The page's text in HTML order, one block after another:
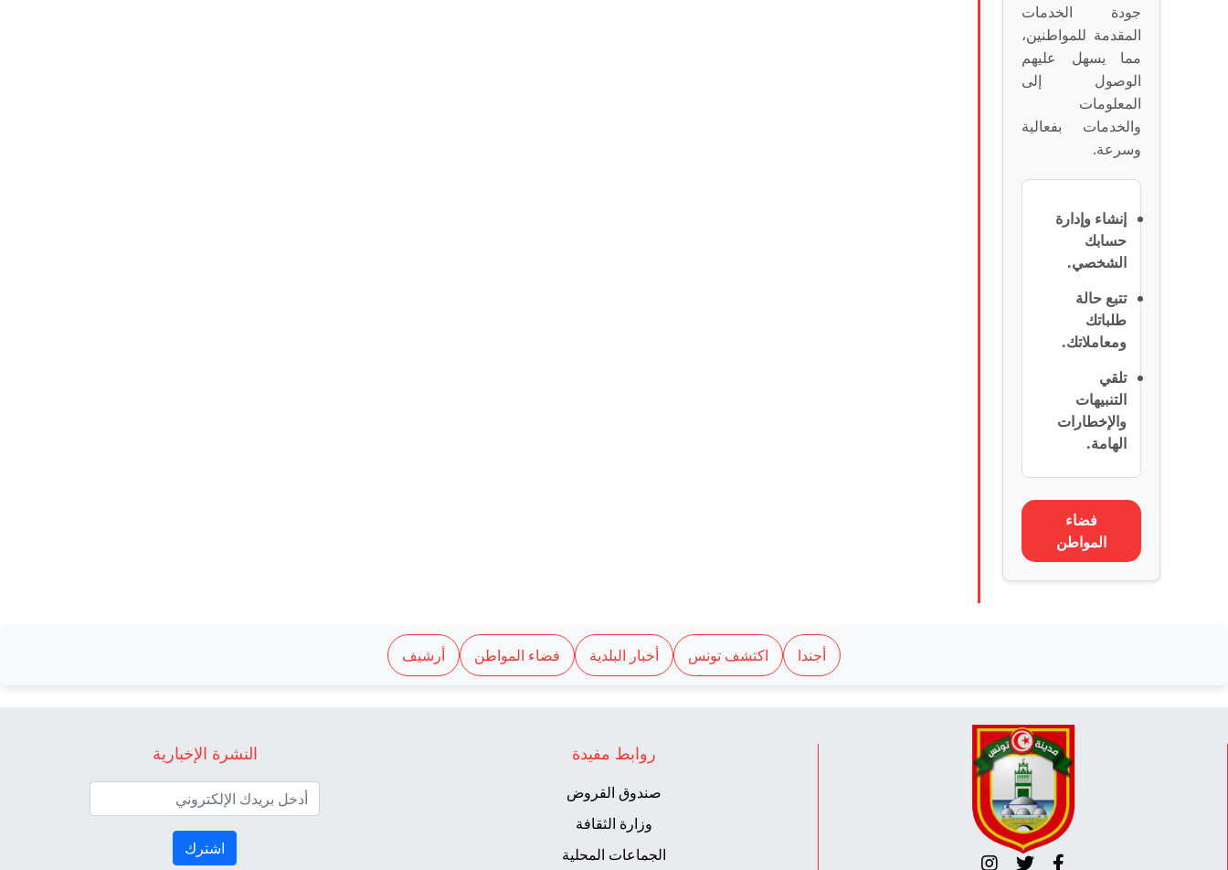
جودة الخدمات
المقدمة للمواطنين،
مما يسهل عليهم
الوصول إلى
المعلومات
والخدمات بفعالية
وسرعة.
إنشاء وإدارة
حسابك
الشخصي.
تتبع حالة
طلباتك
ومعاملاتك.
تلقي
التنبيهات
والإخطارات
الهامة.
فضاء
المواطن
أجندا اكتشف تونس أخبار البلدية فضاء المواطن أرشيف
روابط مفيدة
صندوق القروض
وزارة الثقافة
الجماعات المحلية
النشرة الإخبارية
اشترك